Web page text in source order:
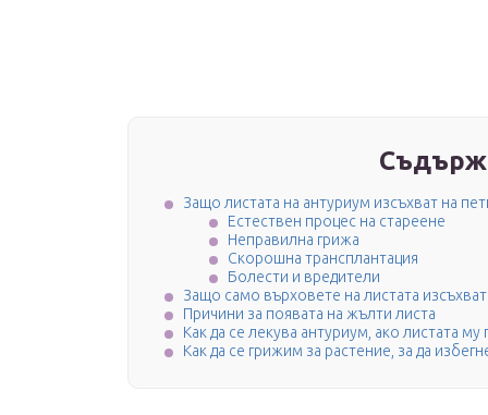
Защо листата на антуриум изсъхват на
Естествен процес на стареене
Неправилна грижа
Скорошна трансплантация
Болести и вредители
Защо само върховете на листата изсъхват
Причини за появата на жълти листа
Как да се лекува антуриум, ако листата
Как да се грижим за растение, за да